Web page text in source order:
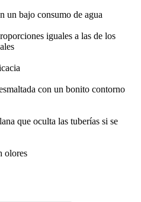
un bajo consumo de agua
iguales a las de los
con un bonito contorno
que oculta las tuberías si se
olores